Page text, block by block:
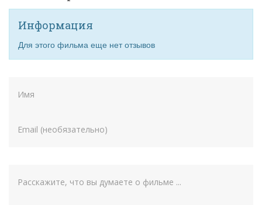
Информация
Для этого фильма еще нет отзывов